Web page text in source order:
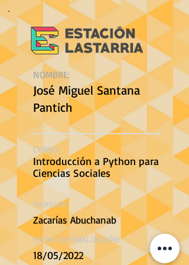
NOMBRE:
José Miguel Santana
Pantich
CURSO:
Introducción a Python para
Ciencias Sociales
PROFESOR:
Zacarías Abuchanab
FECHA DE FINALIZACIÓN:
18/05/2022